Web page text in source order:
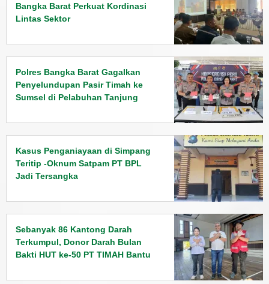
Bangka Barat Perkuat Kordinasi
Lintas Sektor
Polres Bangka Barat Gagalkan
Penyelundupan Pasir Timah ke
Sumsel di Pelabuhan Tanjung
Kasus Penganiayaan di Simpang
Teritip -Oknum Satpam PT BPL
Jadi Tersangka
Sebanyak 86 Kantong Darah
Terkumpul, Donor Darah Bulan
Bakti HUT ke-50 PT TIMAH Bantu